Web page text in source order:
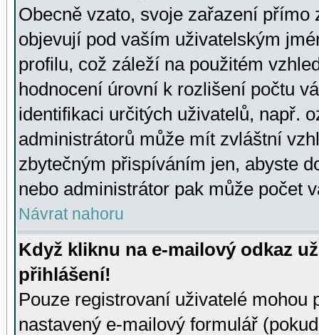
Obecně vzato, svoje zařazení přímo
objevují pod vaším uživatelským
profilu, což záleží na použitém
hodnocení úrovní k rozlišení počtu
identifikaci určitých uživatelů, např.
administrátorů může mít zvláštní
zbytečným přispíváním jen, abyste
nebo administrátor pak může počet
Návrat nahoru
Když kliknu na e-mailový odkaz
přihlášení!
Pouze registrovaní uživatelé mohou
nastavený e-mailový formulář